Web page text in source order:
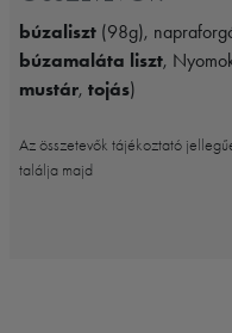
búzaliszt (98g),
búzamaláta liszt,
mustár, tojás)
Az összetevők tájékoztató
találja majd